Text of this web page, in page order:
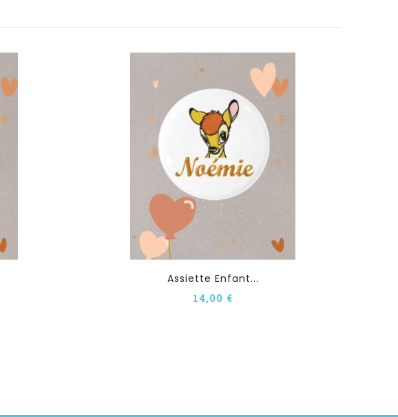
Assiette Enfant...
14,00 €